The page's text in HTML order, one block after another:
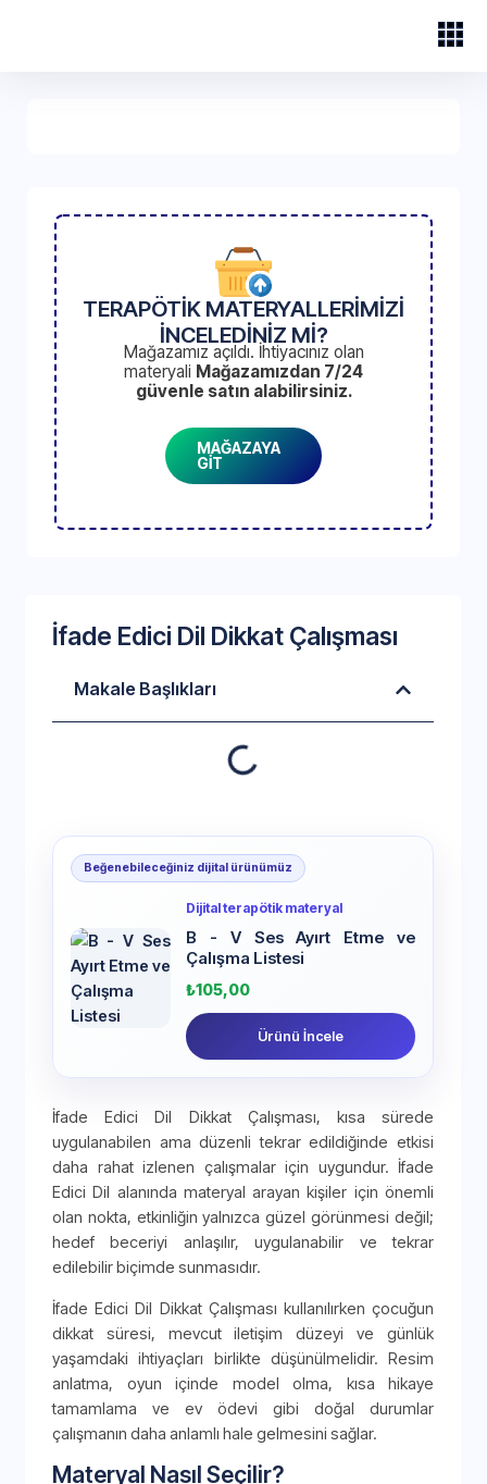
TERAPÖTİK MATERYALLERİMİZİ
İNCELEDİNİZ Mİ?
Mağazamız açıldı. İhtiyacınız olan
materyali Mağazamızdan 7/24
güvenle satın alabilirsiniz.
MAĞAZAYA
GİT
İfade Edici Dil Dikkat Çalışması
Makale Başlıkları
Beğenebileceğiniz dijital ürünümüz
Dijital terapötik materyal
B - V Ses Ayırt Etme ve
Çalışma Listesi
₺105,00
Ürünü İncele
İfade Edici Dil Dikkat Çalışması, kısa sürede
uygulanabilen ama düzenli tekrar edildiğinde etkisi
daha rahat izlenen çalışmalar için uygundur. İfade
Edici Dil alanında materyal arayan kişiler için önemli
olan nokta, etkinliğin yalnızca güzel görünmesi değil;
hedef beceriyi anlaşılır, uygulanabilir ve tekrar
edilebilir biçimde sunmasıdır.
İfade Edici Dil Dikkat Çalışması kullanılırken çocuğun
dikkat süresi, mevcut iletişim düzeyi ve günlük
yaşamdaki ihtiyaçları birlikte düşünülmelidir. Resim
anlatma, oyun içinde model olma, kısa hikaye
tamamlama ve ev ödevi gibi doğal durumlar
çalışmanın daha anlamlı hale gelmesini sağlar.
Materyal Nasıl Seçilir?